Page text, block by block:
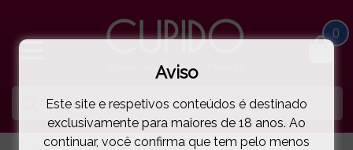
0
Aviso
Este site e respetivos conteúdos é destinado
exclusivamente para maiores de 18 anos. Ao
continuar, você confirma que tem pelo menos